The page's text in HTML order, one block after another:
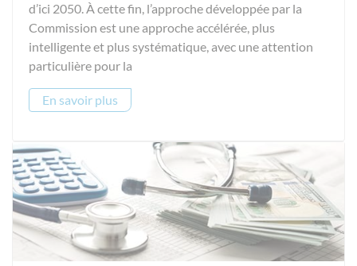
d’ici 2050. À cette fin, l’approche développée par la
Commission est une approche accélérée, plus
intelligente et plus systématique, avec une attention
particulière pour la
En savoir plus